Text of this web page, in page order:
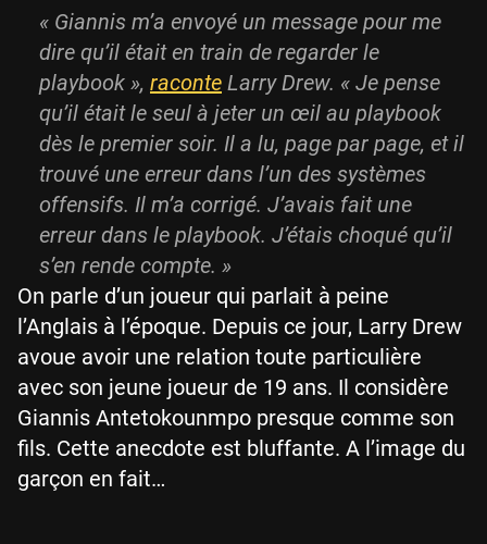
« Giannis m’a envoyé un message pour me
dire qu’il était en train de regarder le
playbook », raconte Larry Drew. « Je pense
qu’il était le seul à jeter un œil au playbook
dès le premier soir. Il a lu, page par page, et il
trouvé une erreur dans l’un des systèmes
offensifs. Il m’a corrigé. J’avais fait une
erreur dans le playbook. J’étais choqué qu’il
s’en rende compte. »
On parle d’un joueur qui parlait à peine
l’Anglais à l’époque. Depuis ce jour, Larry Drew
avoue avoir une relation toute particulière
avec son jeune joueur de 19 ans. Il considère
Giannis Antetokounmpo presque comme son
fils. Cette anecdote est bluffante. A l’image du
garçon en fait…